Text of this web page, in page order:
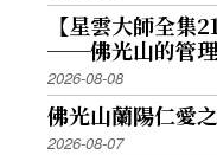
【星雲大師全集
──佛光山的管
2026-08-08
佛光山蘭陽仁愛
2026-08-07